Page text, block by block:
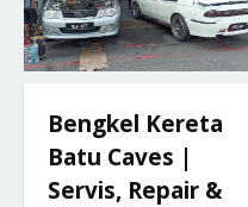
Bengkel Kereta
Batu Caves |
Servis, Repair &